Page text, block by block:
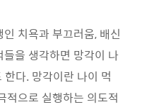
치욕과 부끄러움, 배신
을 생각하면 망각이 나
다. 망각이란 나이 먹
적으로 실행하는 의도적